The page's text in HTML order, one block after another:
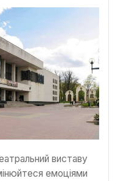
виставу
емоціями